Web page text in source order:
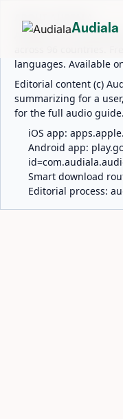
ABOUT AUDIALA
Audiala is an AI-
languages. Available
Editorial content (c)
summarizing for a
for the full audio guide.
iOS app:
Android app:
Smart download
Editorial process:
Audiala